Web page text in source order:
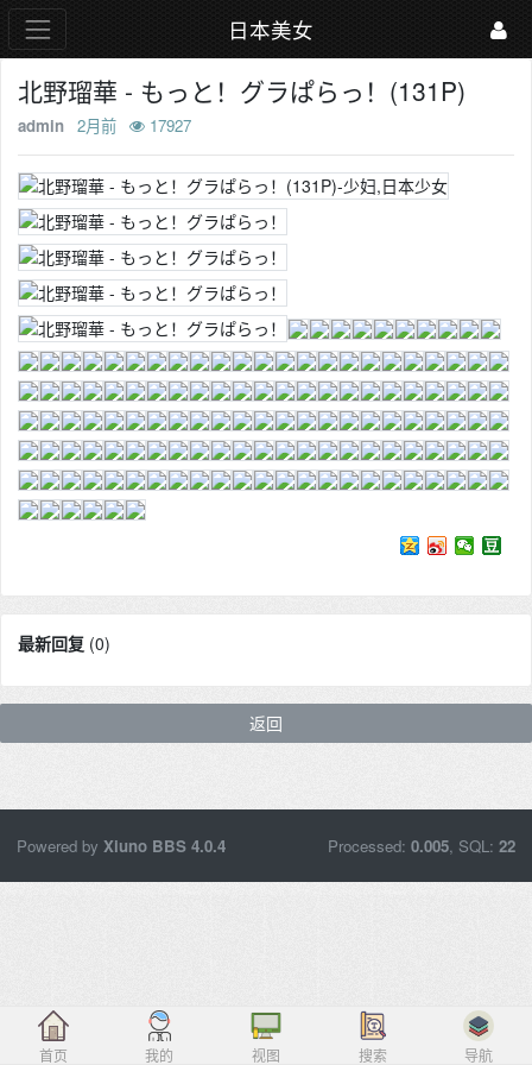
日本美女
首页 我的 视图 搜索 导航
北野瑠華 - もっと！グラぱらっ！(131P)
admin 2月前 17927
最新回复 (0)
返回
Powered by Xiuno BBS 4.0.4 Processed: 0.005, SQL: 22